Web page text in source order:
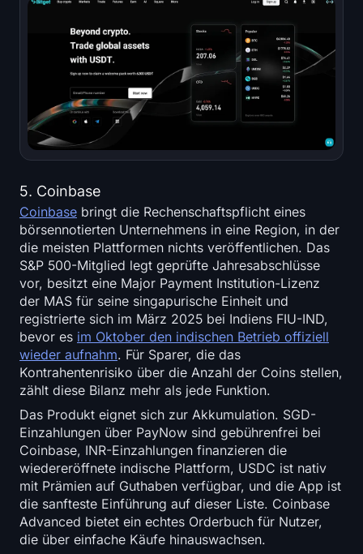
5. Coinbase
Coinbase bringt die Rechenschaftspflicht eines
börsennotierten Unternehmens in eine Region, in der
die meisten Plattformen nichts veröffentlichen. Das
S&P 500-Mitglied legt geprüfte Jahresabschlüsse
vor, besitzt eine Major Payment Institution-Lizenz
der MAS für seine singapurische Einheit und
registrierte sich im März 2025 bei Indiens FIU-IND,
bevor es im Oktober den indischen Betrieb offiziell
wieder aufnahm. Für Sparer, die das
Kontrahentenrisiko über die Anzahl der Coins stellen,
zählt diese Bilanz mehr als jede Funktion.
Das Produkt eignet sich zur Akkumulation. SGD-
Einzahlungen über PayNow sind gebührenfrei bei
Coinbase, INR-Einzahlungen finanzieren die
wiedereröffnete indische Plattform, USDC ist nativ
mit Prämien auf Guthaben verfügbar, und die App ist
die sanfteste Einführung auf dieser Liste. Coinbase
Advanced bietet ein echtes Orderbuch für Nutzer,
die über einfache Käufe hinauswachsen.